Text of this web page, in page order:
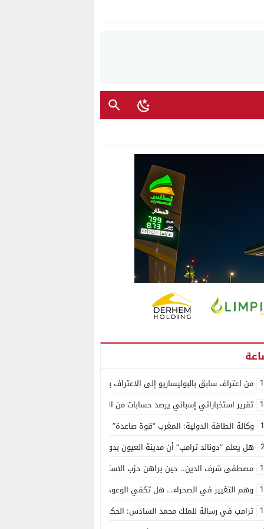
من اعتراف سابق بالبوليساريو إلى الاعتراف بسيادة المغرب على الصحراء..
تقرير استخباراتي إسباني يرصد حسابات من الجزائر وأرقاما بـ”213+” ضمن حملة رقمية منظمة حرّضت على اقتحام سبتة
وكالة الطاقة الدولية: المغرب “قوة صاعدة” في سوق المعادن الاستراتيجية
هل يعلم “دونالد ترامب” أن مدينة العيون بدون ماء؟
مصطفى شرف الدين.. حين يراهن حزب الاستقلال على الكفاءة ويمنح الشباب
وهم التغيير في الصحراء… هل تكفي الوعود الفارغة لصناعة الواقع؟
ترامب في رسالة للملك محمد السادس: الحكم الذاتي هو الأساس الوحيد لحل